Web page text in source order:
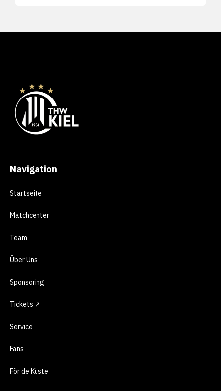
Navigation
Startseite
Matchcenter
Team
Über Uns
Sponsoring
Tickets ↗
Service
Fans
För de Küste